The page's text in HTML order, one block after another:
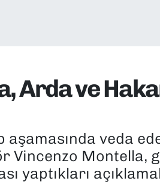
Arda ve
aşamasında veda
Vincenzo Montella,
yaptıkları